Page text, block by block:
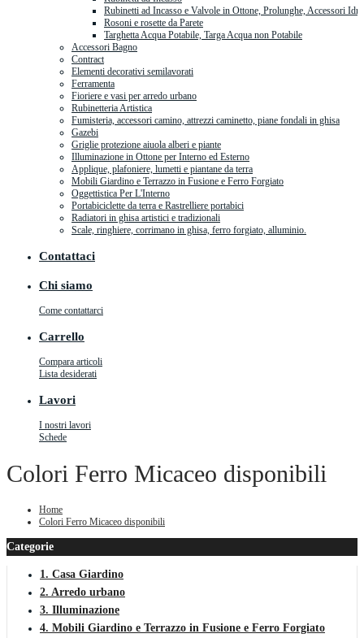
Rubinetti ad Incasso e Valvole in Ottone, Prolunghe, Accessori
Rosoni e rosette da Parete
Targhetta Acqua Potabile, Targa Acqua non Potabile
Accessori Bagno
Contract
Elementi decorativi semilavorati
Ferramenta
Fioriere e vasi per arredo urbano
Rubinetteria Artistica
Fumisteria, accessori camino, attrezzi caminetto, piane fondali in ghisa
Gazebi
Griglie protezione aiuola alberi e piante
Illuminazione in Ottone per Interno ed Esterno
Applique, plafoniere, lumetti e piantane da terra
Mobili Giardino e Terrazzo in Fusione e Ferro Forgiato
Oggettistica Per L'Interno
Portabiciclette da terra e Rastrelliere portabici
Radiatori in ghisa artistici e tradizionali
Scale, ringhiere, corrimano in ghisa, ferro forgiato, alluminio.
Contattaci
Chi siamo
Come contattarci
Carrello
Compara articoli
Lista desiderati
Lavori
I nostri lavori
Schede
Colori Ferro Micaceo disponibili
Home
Colori Ferro Micaceo disponibili
Categorie
1. Casa Giardino
2. Arredo urbano
3. Illuminazione
4. Mobili Giardino e Terrazzo in Fusione e Ferro Forgiato